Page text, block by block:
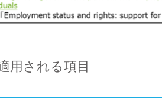
用される項目